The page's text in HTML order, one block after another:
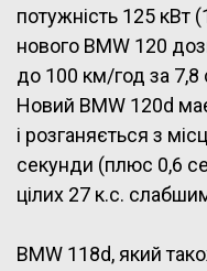
потужність 125 кВт
нового BMW 120
до 100 км/год за
Новий BMW 120d
і розганяється з
секунди (плюс 0,6
цілих 27 к.с.
BMW 118d, який